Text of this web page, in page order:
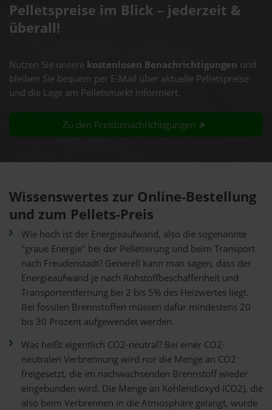
Pelletspreise im Blick – jederzeit &
überall!
Nutzen Sie unsere kostenlosen Benachrichtigungen und
bleiben Sie bequem per E-Mail über aktuelle Pelletspreise
und die Lage am Pelletsmarkt informiert.
Zu den Preisbenachrichtigungen
Wissenswertes zur Online-Bestellung
und zum Pellets-Preis
Wie hoch ist der Energieaufwand, also die sogenannte
"graue Energie" bei der Pelletierung und beim Transport
nach Freudenstadt? Generell kann man sagen, dass der
Energieaufwand je nach Rohstoffbeschaffenheit und
Transportentfernung bei 2 bis 5% des Heizwertes liegt.
Bei fossilen Brennstoffen müssen dafür mindestens 20
bis 30 Prozent aufgewendet werden.
Was heißt eigentlich CO2-neutral? Bei einer CO2-
neutralen Verbrennung wird nur die Menge an CO2
freigesetzt, die im nachwachsenden Brennstoff wieder
eingebunden wird. Die Menge an Kohlendioxyd (CO2), die
also beim Verbrennen in die Atmosphäre gelangt, wurde